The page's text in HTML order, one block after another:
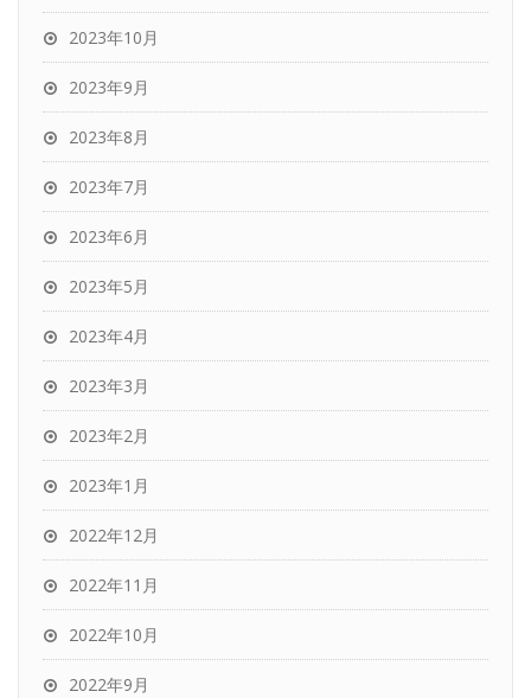
2023年10月
2023年9月
2023年8月
2023年7月
2023年6月
2023年5月
2023年4月
2023年3月
2023年2月
2023年1月
2022年12月
2022年11月
2022年10月
2022年9月